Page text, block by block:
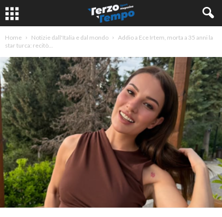
Home Notizie dall'Italia e dal mondo
Addio a Ece Irtem, morta a 35 anni la
star turca: recitò...